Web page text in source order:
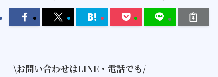
\お問い合わせはLINE・電話でも/